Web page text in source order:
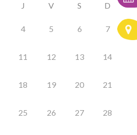
J V S D
4 5 6 7
11 12 13 14
18 19 20 21
25 26 27 28